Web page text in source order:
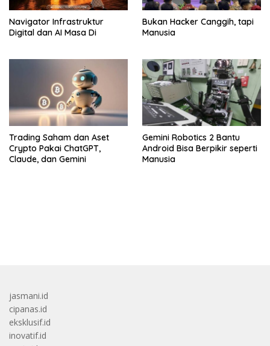
Navigator Infrastruktur
Digital dan AI Masa Di
Bukan Hacker Canggih, tapi
Manusia
Trading Saham dan Aset
Crypto Pakai ChatGPT,
Claude, dan Gemini
Gemini Robotics 2 Bantu
Android Bisa Berpikir seperti
Manusia
jasmani.id
cipanas.id
eksklusif.id
inovatif.id